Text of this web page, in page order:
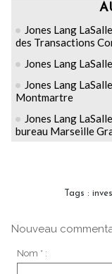
Jones Lang
des Transactions
Jones Lang
Jones Lang
Montmartre
Jones Lang
bureau Marseille
Tags :
Nouveau
Nom * :